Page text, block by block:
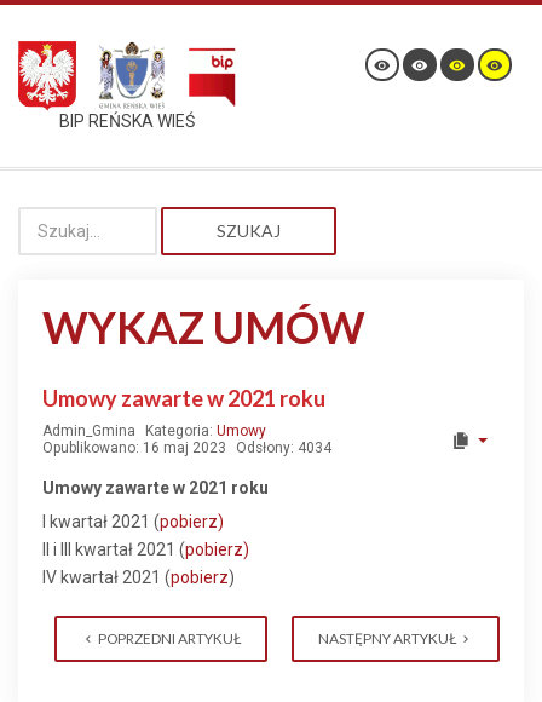
BIP REŃSKA WIEŚ
SZUKAJ
WYKAZ UMÓW
Umowy zawarte w 2021 roku
Admin_Gmina Kategoria: Umowy
Opublikowano: 16 maj 2023
Odsłony: 4034
Umowy zawarte w 2021 roku
I kwartał 2021 (pobierz)
II i III kwartał 2021 (pobierz)
IV kwartał 2021 (pobierz)
POPRZEDNI ARTYKUŁ NASTĘPNY ARTYKUŁ